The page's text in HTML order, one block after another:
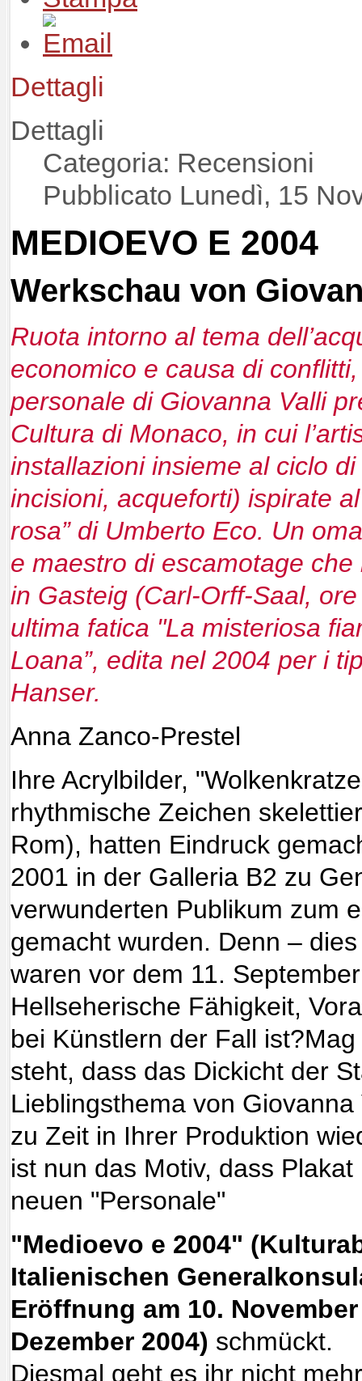
Dettagli
Dettagli
Categoria: Recensioni
Pubblicato Lunedì, 15
MEDIOEVO E 2004
Werkschau von
Ruota intorno al tema
economico e causa di
personale di Giovanna Valli
Cultura di Monaco, in cui
installazioni insieme al ciclo
incisioni, acqueforti) ispirate
rosa” di Umberto Eco. Un
e maestro di escamotage
in Gasteig (Carl-Orff-Saal,
ultima fatica "La misteriosa
Loana”, edita nel 2004 per i
Hanser.
Anna Zanco-Prestel
Ihre Acrylbilder, "Wo
rhythmische Zeichen
Rom), hatten Eindruck
2001 in der Galleria B2 zu
verwunderten Publikum zum
gemacht wurden. Denn –
waren vor dem 11.
Hellseherische Fähigkeit,
bei Künstlern der Fall
steht, dass das Dickicht der
Lieblingsthema von
zu Zeit in Ihrer Produktion
ist nun das Motiv, dass
neuen "Personale"
"Medioevo e 2004"
Italienischen
Eröffnung am 10.
Dezember 2004) schmückt.
Diesmal geht es ihr nicht